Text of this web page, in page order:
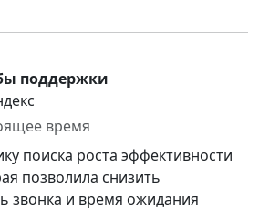
поддержки
время
поиска роста эффективности
позволила снизить
звонка и время ожидания